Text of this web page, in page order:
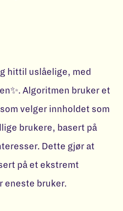
hittil uslåelige, med
Algoritmen bruker et
velger innholdet som
brukere, basert på
Dette gjør at
på et ekstremt
eneste bruker.